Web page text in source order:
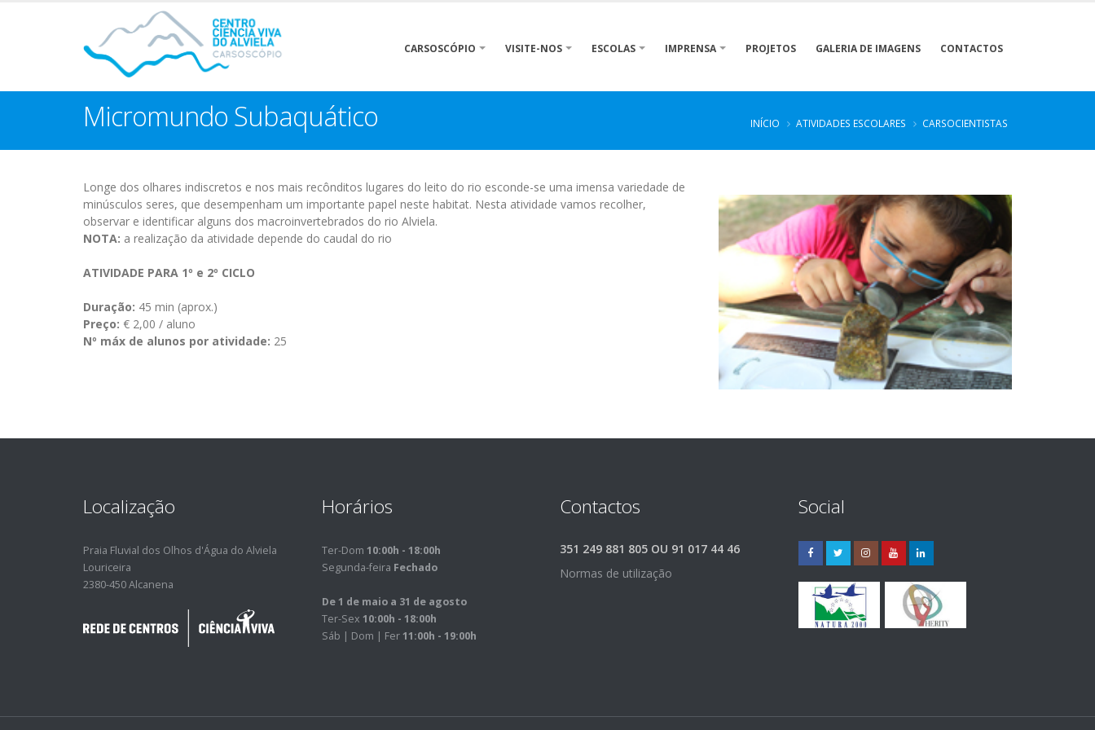
CARSOSCÓPIO VISITE-NOS ESCOLAS IMPRENSA PROJETOS GALERIA DE IMAGENS CONTACTOS
Micromundo Subaquático INÍCIO ATIVIDADES ESCOLARES CARSOCIENTISTAS
Longe dos olhares indiscretos e nos mais recônditos lugares do leito do rio esconde-se uma imensa variedade de
minúsculos seres, que desempenham um importante papel neste habitat. Nesta atividade vamos recolher,
observar e identificar alguns dos macroinvertebrados do rio Alviela.
NOTA: a realização da atividade depende do caudal do rio
ATIVIDADE PARA 1º e 2º CICLO
Duração: 45 min (aprox.)
Preço: € 2,00 / aluno
Nº máx de alunos por atividade: 25
Localização
Praia Fluvial dos Olhos d'Água do Alviela
Louriceira
2380-450 Alcanena
Horários
Ter-Dom 10:00h - 18:00h
Segunda-feira Fechado
De 1 de maio a 31 de agosto
Ter-Sex 10:00h - 18:00h
Sáb | Dom | Fer11:00h - 19:00h
Contactos
351 249 881 805 OU 91 017 44 46
Normas de utilização
Social